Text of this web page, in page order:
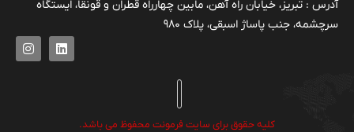
آدرس : تبریز، خیابان راه آهن، مابین چهارراه قطران و قونقا، ایستگاه
سرچشمه، جنب پاساژ اسبقی، پلاک ۹۸۰
کلیه حقوق برای سایت فرمونت محفوظ می باشد.